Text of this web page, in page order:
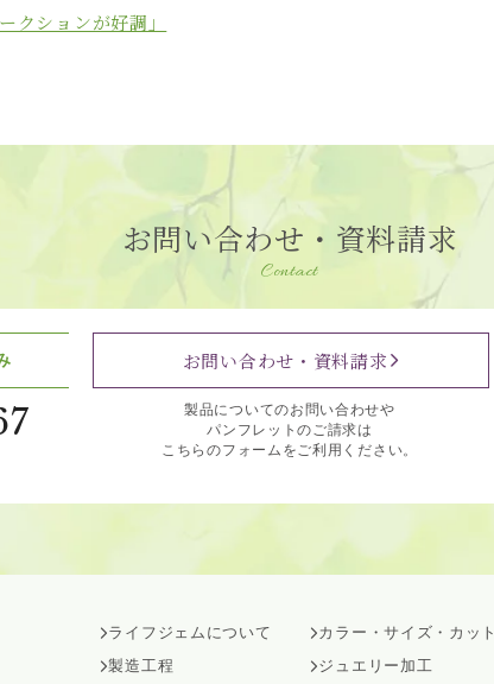
クションが好調」
お問い合わせ・資料請求
Contact
お問い合わせ・資料請求
製品についてのお問い合わせや
パンフレットのご請求は
こちらのフォームをご利用ください。
ライフジェムについて
製造工程
カラー・サイズ・カット
ジュエリー加工